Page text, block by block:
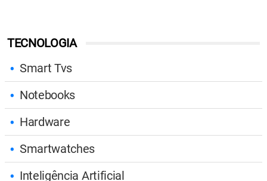
TECNOLOGIA
Smart Tvs
Notebooks
Hardware
Smartwatches
Inteligência Artificial